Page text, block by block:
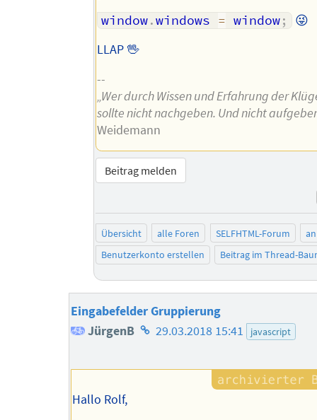
window.windows = window;
😜
LLAP 🖖
--
„Wer durch Wissen und Erfahrung der
sollte nicht nachgeben. Und nicht
Weidemann
Beitrag melden
Übersicht alle Foren SELFHTML-Forum
Benutzerkonto erstellen
Beitrag im Thread-
Eingabefelder Gruppierung
JürgenB Homepage
Autors
29.03.2018 15:41 javascript
Hallo Rolf,